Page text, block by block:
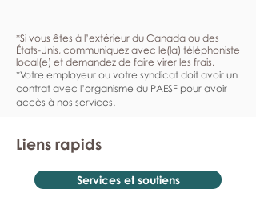
*Si vous êtes à l’extérieur du Canada ou des
États-Unis, communiquez avec le(la) téléphoniste
local(e) et demandez de faire virer les frais.
*Votre employeur ou votre syndicat doit avoir un
contrat avec l’organisme du PAESF pour avoir
accès à nos services.
Liens rapids
Services et soutiens